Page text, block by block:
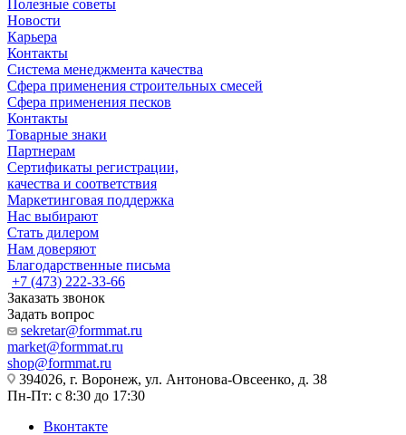
Полезные советы
Новости
Карьера
Контакты
Система менеджмента качества
Сфера применения строительных смесей
Сфера применения песков
Контакты
Товарные знаки
Партнерам
Сертификаты регистрации,
качества и соответствия
Маркетинговая поддержка
Нас выбирают
Стать дилером
Нам доверяют
Благодарственные письма
+7 (473) 222-33-66
Заказать звонок
Задать вопрос
sekretar@formmat.ru
market@formmat.ru
shop@formmat.ru
394026, г. Воронеж, ул. Антонова-Овсеенко, д. 38
Пн-Пт: с 8:30 до 17:30
Вконтакте